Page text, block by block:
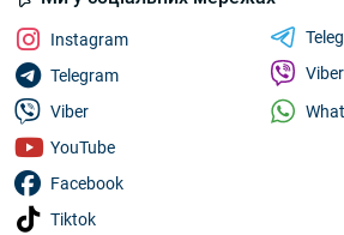
Instagram
Telegram
Viber
YouTube
Facebook
Tiktok
Viber